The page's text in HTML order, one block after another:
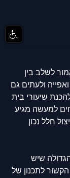
לשלב בין
ולעתים גם
שיעורי בית
למעשה מגיע
חלל נכון
שיש
לתכנון של